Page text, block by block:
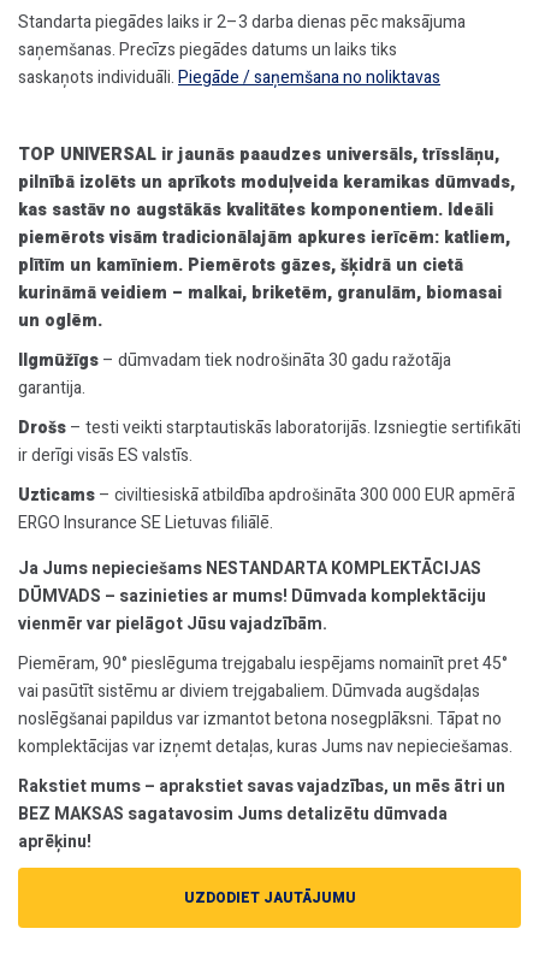
Standarta piegādes laiks ir 2–3 darba dienas pēc maksājuma
saņemšanas. Precīzs piegādes datums un laiks tiks
saskaņots individuāli.Piegāde / saņemšana no noliktavas
TOP UNIVERSAL ir jaunās paaudzes universāls, trīsslāņu,
pilnībā izolēts un aprīkots moduļveida keramikas dūmvads,
kas sastāv no augstākās kvalitātes komponentiem. Ideāli
piemērots visām tradicionālajām apkures ierīcēm: katliem,
plītīm un kamīniem. Piemērots gāzes, šķidrā un cietā
kurināmā veidiem – malkai, briketēm, granulām, biomasai
un oglēm.
Ilgmūžīgs– dūmvadam tiek nodrošināta 30 gadu ražotāja
garantija.
Drošs– testi veikti starptautiskās laboratorijās. Izsniegtie sertifikāti
ir derīgi visās ES valstīs.
Uzticams– civiltiesiskā atbildība apdrošināta 300 000 EUR apmērā
ERGO Insurance SE Lietuvas filiālē.
Ja Jums nepieciešams NESTANDARTA KOMPLEKTĀCIJAS
DŪMVADS – sazinieties ar mums! Dūmvada komplektāciju
vienmēr var pielāgot Jūsu vajadzībām.
Piemēram, 90° pieslēguma trejgabalu iespējams nomainīt pret 45°
vai pasūtīt sistēmu ar diviem trejgabaliem. Dūmvada augšdaļas
noslēgšanai papildus var izmantot betona nosegplāksni. Tāpat no
komplektācijas var izņemt detaļas, kuras Jums nav nepieciešamas.
Rakstiet mums – aprakstiet savas vajadzības, un mēs ātri un
BEZ MAKSAS sagatavosim Jums detalizētu dūmvada
aprēķinu!
UZDODIET JAUTĀJUMU